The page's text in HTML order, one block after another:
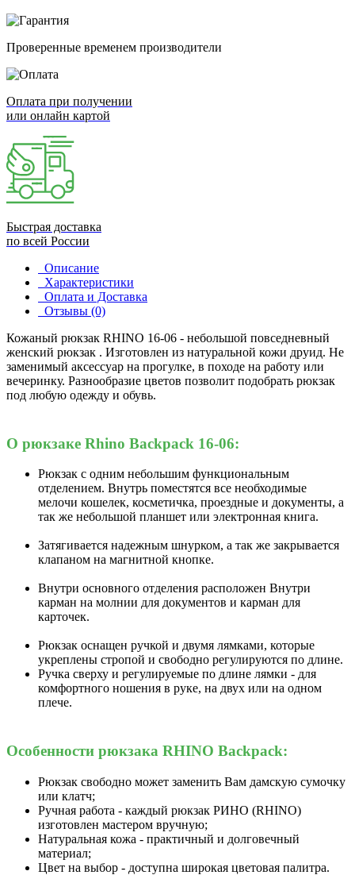
Проверенные временем производители
Оплата при получении
или онлайн картой
Быстрая доставка
по всей России
Описание
Характеристики
Оплата и Доставка
Отзывы (0)
Кожаный рюкзак RHINO 16-06 - небольшой повседневный
женский рюкзак . Изготовлен из натуральной кожи друид. Не
заменимый аксессуар на прогулке, в походе на работу или
вечеринку. Разнообразие цветов позволит подобрать рюкзак
под любую одежду и обувь.
О рюкзаке Rhino Backpack 16-06:
Рюкзак с одним небольшим функциональным
отделением. Внутрь поместятся все необходимые
мелочи кошелек, косметичка, проездные и документы, а
так же небольшой планшет или электронная книга.
Затягивается надежным шнурком, а так же закрывается
клапаном на магнитной кнопке.
Внутри основного отделения расположен Внутри
карман на молнии для документов и карман для
карточек.
Рюкзак оснащен ручкой и двумя лямками, которые
укреплены стропой и свободно регулируются по длине.
Ручка сверху и регулируемые по длине лямки - для
комфортного ношения в руке, на двух или на одном
плече.
Особенности рюкзака RHINO Backpack:
Рюкзак свободно может заменить Вам дамскую сумочку
или клатч;
Ручная работа - каждый рюкзак РИНО (RHINO)
изготовлен мастером вручную;
Натуральная кожа - практичный и долговечный
материал;
Цвет на выбор - доступна широкая цветовая палитра.